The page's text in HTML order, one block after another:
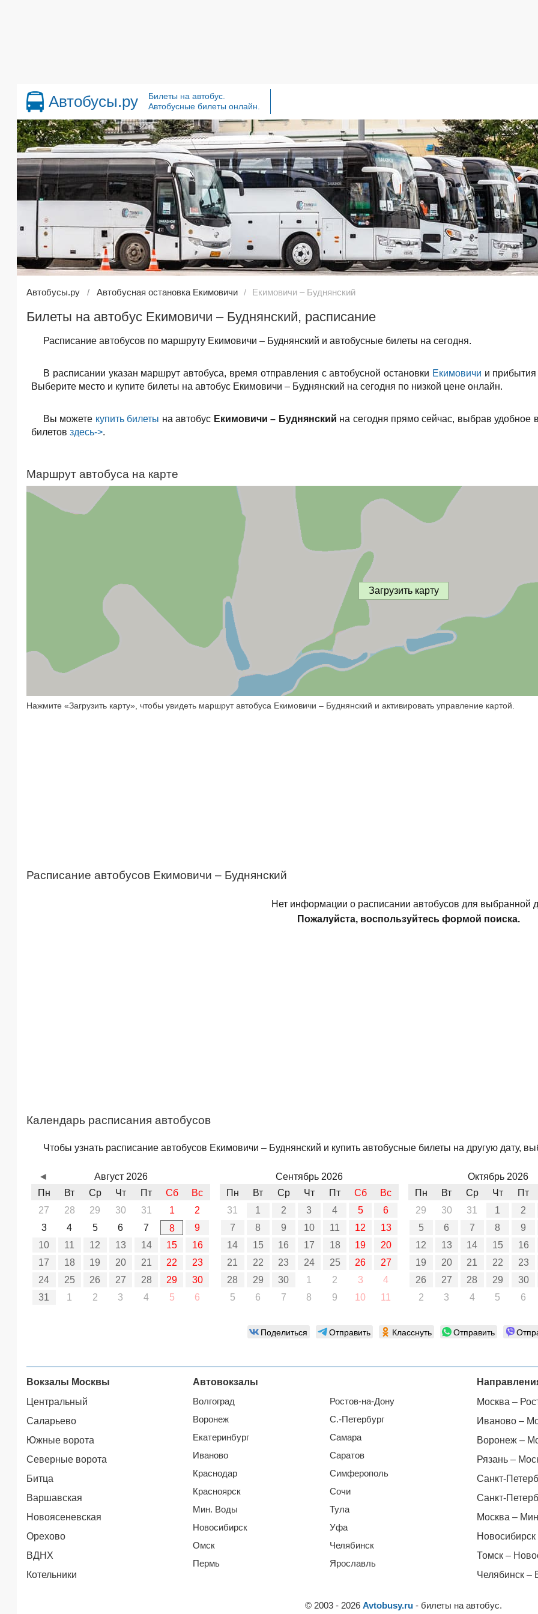
Автобусы.ру
Билеты на автобус.
Автобусные билеты онлайн.
Автобусы.ру Автобусная остановка Екимовичи Екимовичи – Буднянский
Билеты на автобус Екимовичи – Буднянский, расписание
Расписание автобусов по маршруту Екимовичи – Буднянский и автобусные билеты на сегодня.
В расписании указан маршрут автобуса, время отправления с автобусной остановки Екимовичи и
Выберите место и купите билеты на автобус Екимовичи – Буднянский на сегодня по низкой цене онлайн.
Вы можете купить билеты на автобус Екимовичи – Буднянский на сегодня прямо сейчас, выбрав
билетов здесь->.
Маршрут автобуса на карте
Загрузить карту
Нажмите «Загрузить карту», чтобы увидеть маршрут автобуса Екимовичи – Буднянский и активировать управление картой.
Расписание автобусов Екимовичи – Буднянский
Нет информации о расписании автобусов для выбранной
Пожалуйста, воспользуйтесь формой поиска.
Календарь расписания автобусов
Чтобы узнать расписание автобусов Екимовичи – Буднянский и купить автобусные билеты на другую дату,
Август 2026
Пн
Вт Ср Чт Пт Сб
Вс
27
28 29 30 31 1
2
3
4 5 6 7 8
9
10
11 12 13 14 15
16
17
18 19 20 21 22
23
24
25 26 27 28 29
30
31
1 2 3 4 5 6
Сентябрь 2026
Пн
Вт Ср Чт Пт Сб
Вс
31
1 2 3 4 5
6
7
8 9 10 11 12
13
14
15 16 17 18 19
20
21
22 23 24 25 26
27
28
29 30 1 2 3
4
5
6 7 8 9 10 11
Октябрь 2026
Пн
Вт Ср Чт
Пт
29
30 31 1
2
5
6 7 8
9
12
13 14 15
16
19
20 21 22
23
26
27 28 29
30
2
3 4 5 6
◄
Поделиться Отправить Класснуть Отправить
Вокзалы Москвы
Центральный
Саларьево
Южные ворота
Северные ворота
Битца
Варшавская
Новоясеневская
Орехово
ВДНХ
Котельники
Автовокзалы
Волгоград
Воронеж
Екатеринбург
Иваново
Краснодар
Красноярск
Мин. Воды
Новосибирск
Омск
Пермь
Ростов-на-Дону
С.-Петербург
Самара
Саратов
Симферополь
Сочи
Тула
Уфа
Челябинск
Ярославль
Москва –
Иваново –
Воронеж –
Рязань –
Санкт-
Санкт-
Москва –
Томск –
Челябинск –
© 2003 - 2026 Avtobusy.ru - билеты на автобус.